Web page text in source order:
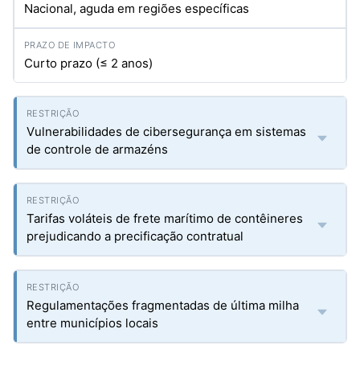
Nacional, aguda em regiões específicas
Curto prazo (≤ 2 anos)
Vulnerabilidades de cibersegurança em sistemas
de controle de armazéns
Tarifas voláteis de frete marítimo de contêineres
prejudicando a precificação contratual
Regulamentações fragmentadas de última milha
entre municípios locais